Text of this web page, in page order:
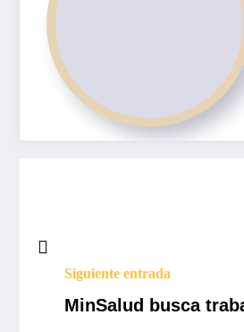
Siguiente entrada
MinSalud busca